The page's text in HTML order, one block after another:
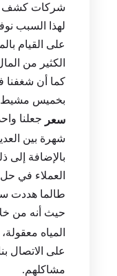
نأمل في
بخميس مشيط
شركات كشف
لهذا السبب
على القيام
الكثير من
كما أن شغفنا
بخميس مشيط
سعر جعلنا
شهرة بين
بالإضافة إلى
العملاء في
طالما هددت
حيث أنه من
المياه